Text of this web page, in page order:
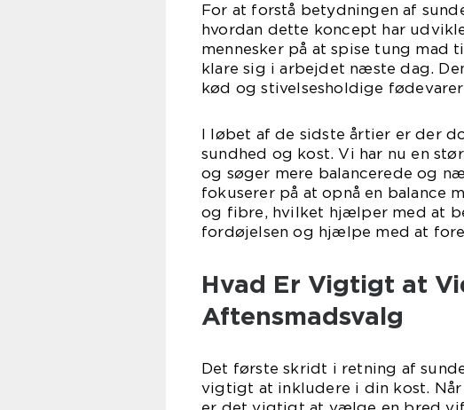
For at forstå betydningen af
hvordan dette koncept har
mennesker på at spise tung
klare sig i arbejdet næste dag.
kød og stivelsesholdige
I løbet af de sidste årtier er der
sundhed og kost. Vi har nu en
og søger mere balancerede og
fokuserer på at opnå en balance
og fibre, hvilket hjælper med at
fordøjelsen og hjælpe med at
Hvad Er Vigtigt at
Aftensmadsvalg
Det første skridt i retning af
vigtigt at inkludere i din kost.